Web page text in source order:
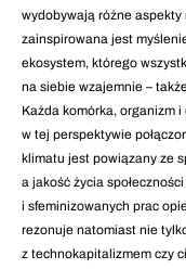
wydobywają różne aspekty
zainspirowana jest
ekosystem, którego
na siebie wzajemnie –
Każda komórka, organizm
w tej perspektywie
klimatu jest powiązany ze
a jakość życia
i sfeminizowanych prac
rezonuje natomiast nie
z technokapitalizmem czy